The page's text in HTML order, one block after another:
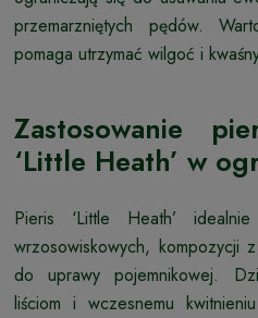
przemarzniętych pędów.
pomaga utrzymać wilgoć i
Zastosowanie
‘Little Heath’ w
Pieris ‘Little Heath’
wrzosowiskowych, kompozycji
do uprawy pojemnikowej.
liściom i wczesnemu